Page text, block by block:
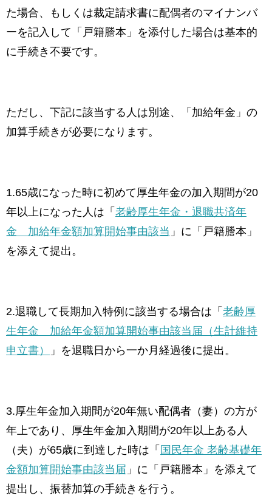
た場合、もしくは裁定請求書に配偶者のマイナンバ
ーを記入して「戸籍謄本」を添付した場合は基本的
に手続き不要です。
ただし、下記に該当する人は別途、「加給年金」の
加算手続きが必要になります。
1.65歳になった時に初めて厚生年金の加入期間が20
年以上になった人は「 老齢厚生年金・退職共済年
金 加給年金額加算開始事由該当 」に「戸籍謄本」
を添えて提出。
2.退職して長期加入特例に該当する場合は「 老齢厚
生年金 加給年金額加算開始事由該当届（生計維持
申立書）
」を退職日から一か月経過後に提出。
3.厚生年金加入期間が20年無い配偶者（妻）の方が
年上であり、厚生年金加入期間が20年以上ある人
（夫）が65歳に到達した時は「 国民年金 老齢基礎年
金額加算開始事由該当届 」に「戸籍謄本」を添えて
提出し、振替加算の手続きを行う。